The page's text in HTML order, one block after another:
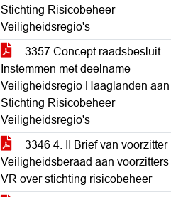
Stichting Risicobeheer
Veiligheidsregio's
3357 Concept raadsbesluit
Instemmen met deelname
Veiligheidsregio Haaglanden aan
Stichting Risicobeheer
Veiligheidsregio's
3346 4. II Brief van voorzitter
Veiligheidsberaad aan voorzitters
VR over stichting risicobeheer